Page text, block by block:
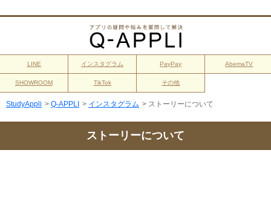
LINE インスタグラム PayPay AbemaTV
SHOWROOM TikTok その他
StudyAppli > Q-APPLI > インスタグラム > ストーリーについて
ストーリーについて